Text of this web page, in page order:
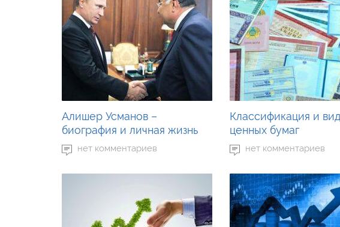
Алишер Усманов –
биография и личная жизнь
нет комментариев
Классификация и
ценных бумаг
нет комментариев